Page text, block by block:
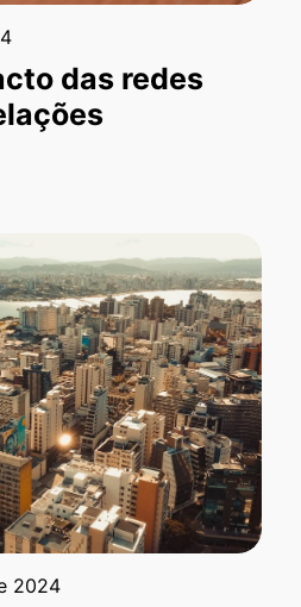
das redes
2024